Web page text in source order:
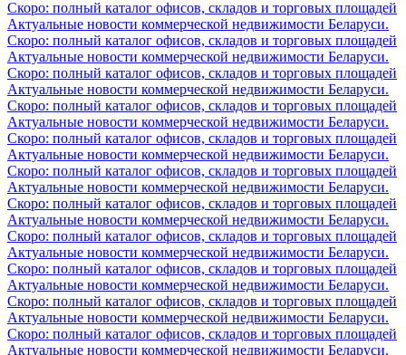
Скоро: полный каталог офисов, складов и торговых площадей
Актуальные новости коммерческой недвижимости Беларуси.
Скоро: полный каталог офисов, складов и торговых площадей
Актуальные новости коммерческой недвижимости Беларуси.
Скоро: полный каталог офисов, складов и торговых площадей
Актуальные новости коммерческой недвижимости Беларуси.
Скоро: полный каталог офисов, складов и торговых площадей
Актуальные новости коммерческой недвижимости Беларуси.
Скоро: полный каталог офисов, складов и торговых площадей
Актуальные новости коммерческой недвижимости Беларуси.
Скоро: полный каталог офисов, складов и торговых площадей
Актуальные новости коммерческой недвижимости Беларуси.
Скоро: полный каталог офисов, складов и торговых площадей
Актуальные новости коммерческой недвижимости Беларуси.
Скоро: полный каталог офисов, складов и торговых площадей
Актуальные новости коммерческой недвижимости Беларуси.
Скоро: полный каталог офисов, складов и торговых площадей
Актуальные новости коммерческой недвижимости Беларуси.
Скоро: полный каталог офисов, складов и торговых площадей
Актуальные новости коммерческой недвижимости Беларуси.
Скоро: полный каталог офисов, складов и торговых площадей
Актуальные новости коммерческой недвижимости Беларуси.